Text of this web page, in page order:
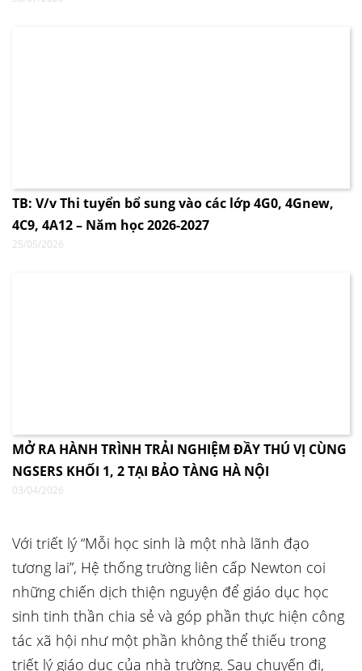
TB: V/v Thi tuyển bổ sung vào các lớp 4G0, 4Gnew,
4C9, 4A12 – Năm học 2026-2027
25/05/2026
MỞ RA HÀNH TRÌNH TRẢI NGHIỆM ĐẦY THÚ VỊ CÙNG
NGSERS KHỐI 1, 2 TẠI BẢO TÀNG HÀ NỘI
03/04/2026
Với triết lý “Mỗi học sinh là một nhà lãnh đạo
tương lai”, Hệ thống trường liên cấp Newton coi
những chiến dịch thiện nguyện để giáo dục học
sinh tinh thần chia sẻ và góp phần thực hiện công
tác xã hội như một phần không thể thiếu trong
triết lý giáo dục của nhà trường. Sau chuyến đi,